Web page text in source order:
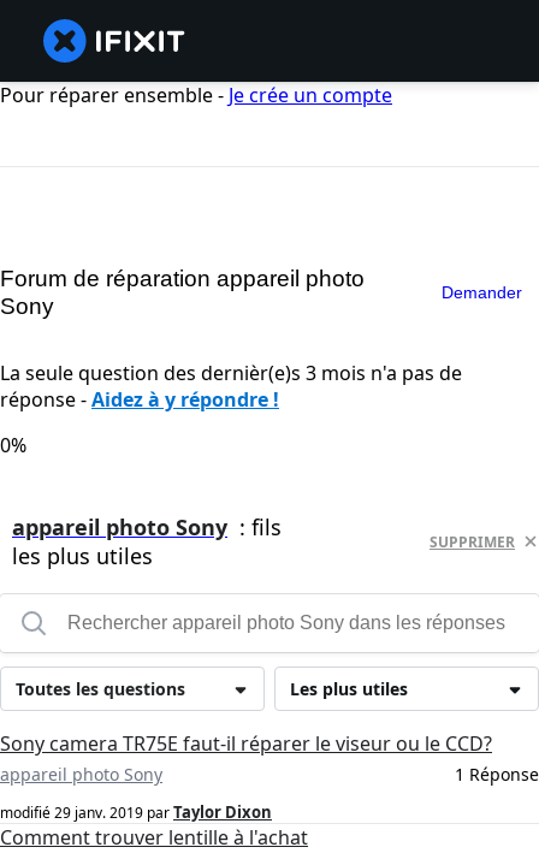
Pour réparer ensemble - Je crée un compte
Forum de réparation appareil photo
Sony
Demander
La seule question des dernièr(e)s 3 mois n'a pas de
réponse -Aidez à y répondre !
0%
appareil photo Sony : fils
les plus utiles
SUPPRIMER
Les plus utiles
Toutes les questions
Sony camera TR75E faut-il réparer le viseur ou le CCD?
appareil photo Sony 1 Réponse
modifié29 janv. 2019 parTaylor Dixon
Comment trouver lentille à l'achat